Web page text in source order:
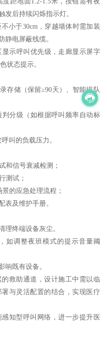
发后持续闪烁指示灯。
小于30cm，穿越墙体时需加装
静电屏蔽线缆。
示呼叫优先级，走廊显示屏字
状态提示。
存储（保留≥90天）、智能排队
分级（如根据呼叫频率自动标
叫的负载压力。
和信号衰减检测；
测试；
的应急处理流程；
表及维护手册。
理终端设备灰尘。
如调整夜班模式的提示音量阈
响既有设备。
救助通道，设计施工中需以临
与灵活配置的结合，实现医疗
知型呼叫网络，进一步提升医